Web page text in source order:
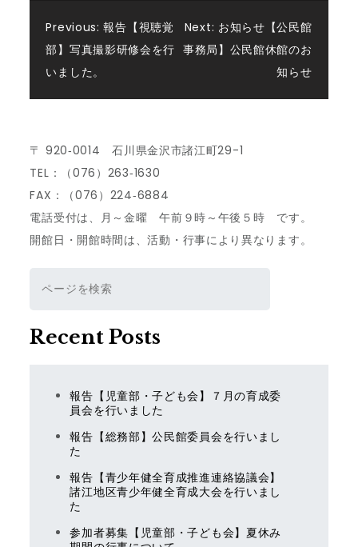
投
稿
ビ
ゲ
ー
シ
ン
Previous: 報告【視聴覚
部】写真撮影研修会を行
いました。
Next: お知らせ【公民館
事務局】公民館休館のお
知らせ
〒 920‐0014 石川県金沢市諸江町29-1
TEL：（076）263‐1630
FAX：（076）224‐6884
電話受付は、月～金曜 午前９時～午後５時 です。
開館日・開館時間は、活動・行事により異なります。
Recent Posts
報告【児童部・子ども会】７月の育成委
員会を行いました
報告【総務部】公民館委員会を行いまし
た
報告【青少年健全育成推進連絡協議会】
諸江地区青少年健全育成大会を行いまし
た
参加者募集【児童部・子ども会】夏休み